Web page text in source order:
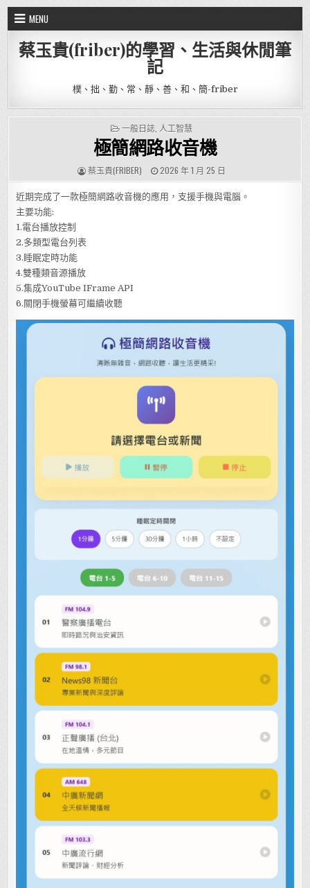
Skip to content
MENU
蔡玉貴(friber)的學習、生活與休閒筆
記
樸、拙、勤、常、靜、善、和、簡-friber
POSTED IN
一般日誌 人工智慧
極簡網路收音機
AUTHOR:
蔡玉貴(FRIBER) PUBLISHED DATE:
2026 年 1 月 25 日
近期完成了一款極簡網路收音機的應用，支援手機與電腦。
主要功能:
1.電台播放控制
2.多類型電台列表
3.睡眠定時功能
4.雙種類音源播放
5.集成YouTube IFrame API
6.關閉手機螢幕可繼續收聽